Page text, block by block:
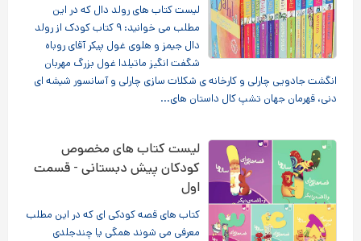
لیست کتاب های رولد دال که در این
مطلب می خوانید: ۹ کتاب کودک از رولد
دال جیمز و هلوی غول پیکر آقای روباه
شگفت انگیز ماتیلدا غول بزرگ مهربان
انگشت جادویی چارلی و کارخانه ی شکلات سازی چارلی و آسانسور شیشه ای
دنی، قهرمان جهان تشپ کال داستان های...
لیست کتاب های مخصوص
کودکان پیش دبستانی - قسمت
اول
کتاب های قصه کودکی ای که در این مطلب
معرفی می شوند همگی یا چندجلدی